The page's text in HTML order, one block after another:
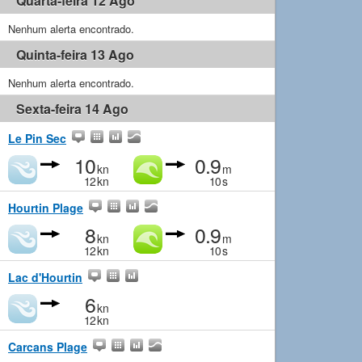
Nenhum alerta encontrado.
Quinta-feira 13 Ago
Nenhum alerta encontrado.
Sexta-feira 14 Ago
Le Pin Sec
10kn
12kn
0.9m
10s
Hourtin Plage
8kn
12kn
0.9m
10s
Lac d'Hourtin
6kn
12kn
Carcans Plage